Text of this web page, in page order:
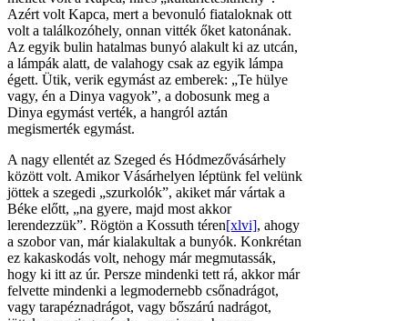
Azért volt Kapca, mert a bevonuló fiataloknak ott
volt a találkozóhely, onnan vitték őket katonának.
Az egyik bulin hatalmas bunyó alakult ki az utcán,
a lámpák alatt, de valahogy csak az egyik lámpa
égett. Ütik, verik egymást az emberek: „Te hülye
vagy, én a Dinya vagyok”, a dobosunk meg a
Dinya egymást verték, a hangról aztán
megismerték egymást.
A nagy ellentét az Szeged és Hódmezővásárhely
között volt. Amikor Vásárhelyen léptünk fel velünk
jöttek a szegedi „szurkolók”, akiket már vártak a
Béke előtt, „na gyere, majd most akkor
lerendezzük”. Rögtön a Kossuth téren[xlvi], ahogy
a szobor van, már kialakultak a bunyók. Konkrétan
ez kakaskodás volt, nehogy már megmutassák,
hogy ki itt az úr. Persze mindenki tett rá, akkor már
felvette mindenki a legmodernebb csőnadrágot,
vagy tarapéznadrágot, vagy bőszárú nadrágot,